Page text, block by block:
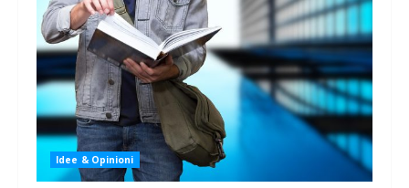
Idee & Opinioni